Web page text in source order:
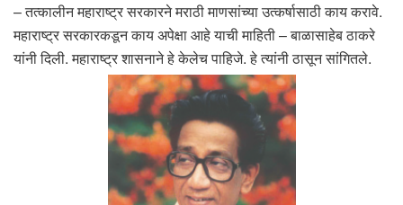
– तत्कालीन महाराष्ट्र सरकारने मराठी माणसांच्या उत्कर्षासाठी काय करावे.
महाराष्ट्र सरकारकडून काय अपेक्षा आहे याची माहिती – बाळासाहेब ठाकरे
यांनी दिली. महाराष्ट्र शासनाने हे केलेच पाहिजे. हे त्यांनी ठासून सांगितले.